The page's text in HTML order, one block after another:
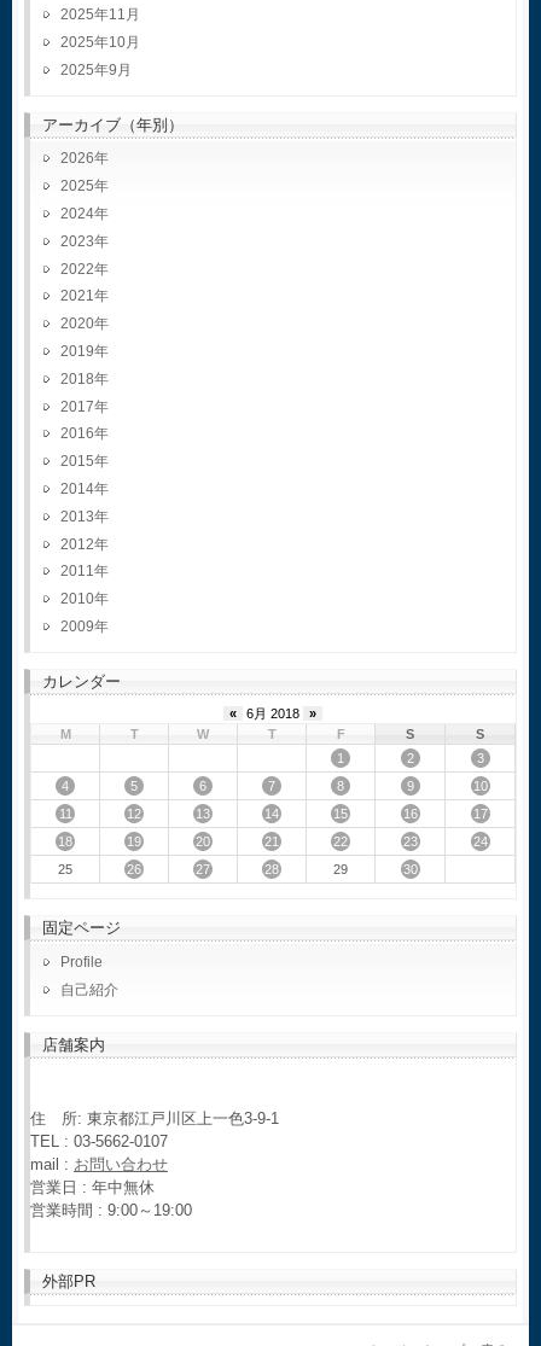
2025年11月
2025年10月
2025年9月
アーカイブ（年別）
2026
2025
2024
2023
2022
2021
2020
2019
2018
2017
2016
2015
2014
2013
2012
2011
2010
2009
カレンダー
« 6月 2018
»
M
T W T F S
S
1
2
3
4
5 6 7 8 9
10
11
12 13 14 15 16
17
18
19 20 21 22 23
24
25
26 27 28 29 30
固定ページ
Profile
自己紹介
店舗案内
住 所: 東京都江戸川区上一色3-9-1
TEL : 03-5662-0107
mail : お問い合わせ
営業日 : 年中無休
営業時間 : 9:00～19:00
外部PR